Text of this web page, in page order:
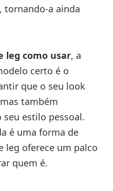
tornando-a ainda
leg como usar, a
certo é o
que o seu look
também
seu estilo pessoal.
é uma forma de
leg oferece um palco
quem é.